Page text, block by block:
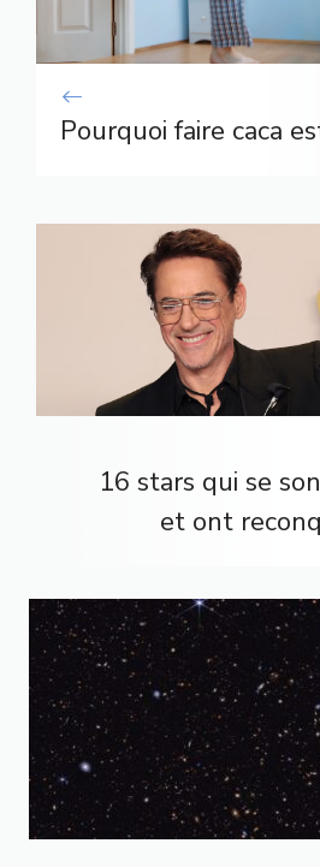
Pourquoi faire caca
16 stars qui se
et ont